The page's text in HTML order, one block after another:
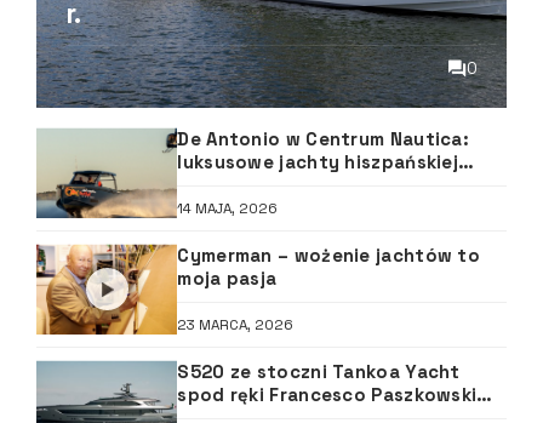
r.
0
De Antonio w Centrum Nautica:
luksusowe jachty hiszpańskiej
14 MAJA, 2026
Cymerman – wożenie jachtów to
moja pasja
23 MARCA, 2026
S520 ze stoczni Tankoa Yacht
spod ręki Francesco Paszkowski